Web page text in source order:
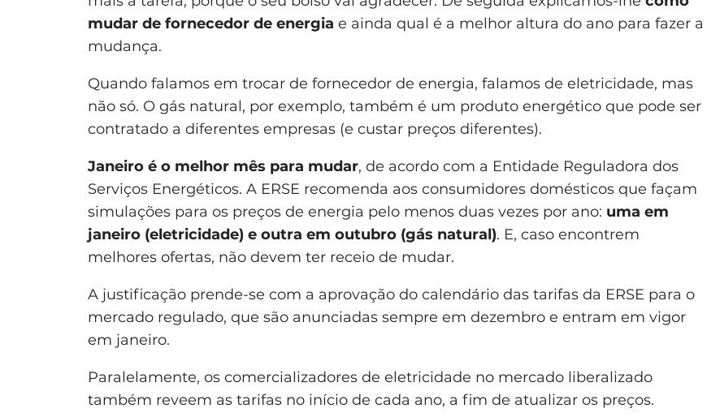
mudar de fornecedor de energia e ainda qual é a melhor altura do ano para fazer a
mudança.
Quando falamos em trocar de fornecedor de energia, falamos de eletricidade, mas
não só. O gás natural, por exemplo, também é um produto energético que pode ser
contratado a diferentes empresas (e custar preços diferentes).
Janeiro é o melhor mês para mudar, de acordo com a Entidade Reguladora dos
Serviços Energéticos. A ERSE recomenda aos consumidores domésticos que façam
simulações para os preços de energia pelo menos duas vezes por ano: uma em
janeiro (eletricidade) e outra em outubro (gás natural). E, caso encontrem
melhores ofertas, não devem ter receio de mudar.
A justificação prende-se com a aprovação do calendário das tarifas da ERSE para o
mercado regulado, que são anunciadas sempre em dezembro e entram em vigor
em janeiro.
Paralelamente, os comercializadores de eletricidade no mercado liberalizado
também reveem as tarifas no início de cada ano, a fim de atualizar os preços.